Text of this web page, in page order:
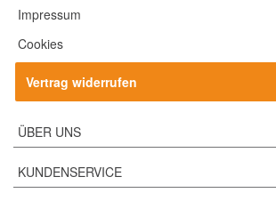
Impressum
Cookies
Vertrag widerrufen
ÜBER UNS
KUNDENSERVICE